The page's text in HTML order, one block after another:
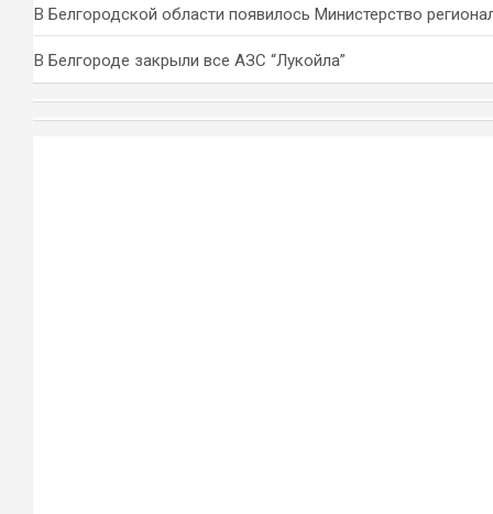
В Белгородской области появилось Министерство
В Белгороде закрыли все АЗС “Лукойла”